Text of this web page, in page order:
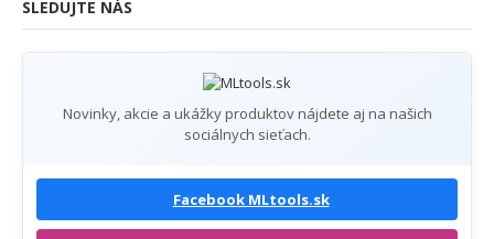
SLEDUJTE NÁS
Novinky, akcie a ukážky produktov nájdete aj na našich
sociálnych sieťach.
Facebook MLtools.sk